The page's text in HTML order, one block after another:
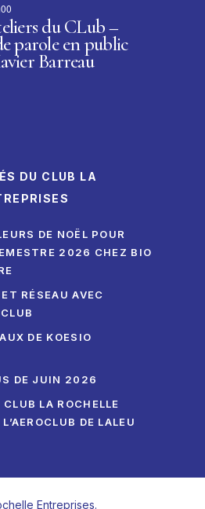
du CLub –
parole en public
Barreau
DU CLUB LA
DE NOËL POUR
2026 CHEZ BIO
RÉSEAU AVEC
DE KOESIO
DE JUIN 2026
LA ROCHELLE
DE LALEU
Entreprises.